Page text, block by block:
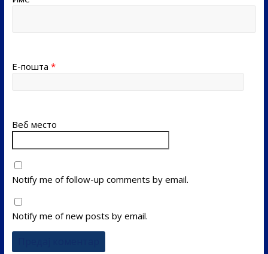
Е-пошта *
Веб место
Notify me of follow-up comments by email.
Notify me of new posts by email.